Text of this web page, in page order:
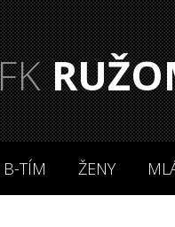
B-TÍM ŽENY